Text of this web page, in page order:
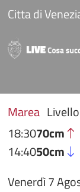
Salta al
Citta di
Marea
18:3070cm
14:4050cm
Venerdì 7